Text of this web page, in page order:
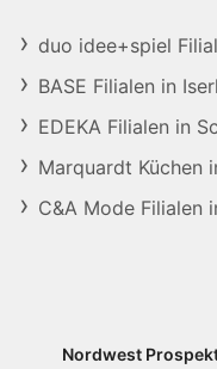
duo idee+spiel
BASE Filialen in
EDEKA Filialen in
Marquardt Küchen
C&A Mode Filialen
Nordwest